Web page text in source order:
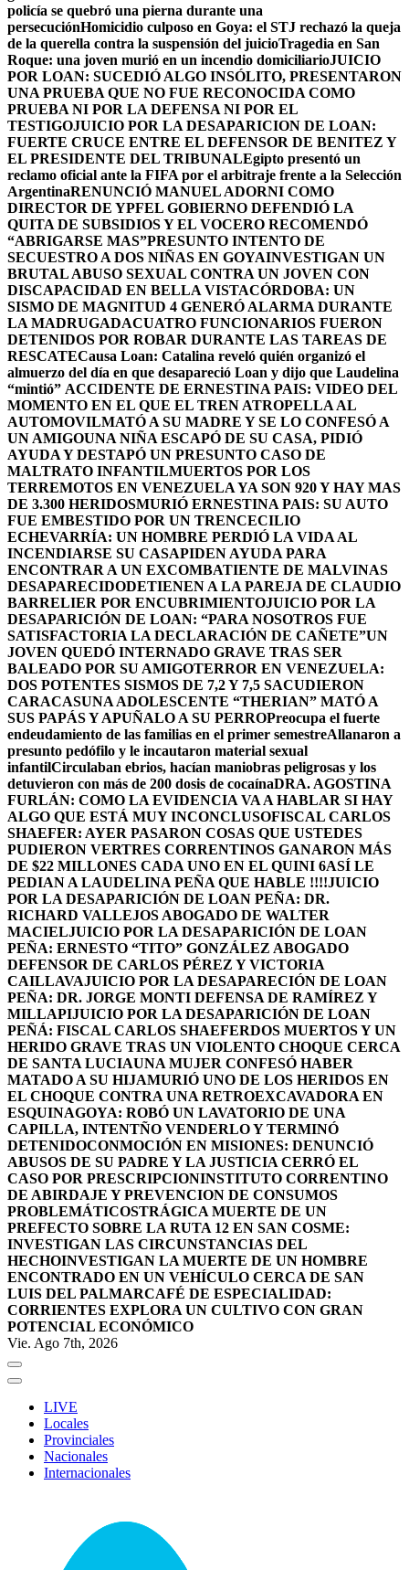
policía se quebró una pierna durante una
persecuciónHomicidio culposo en Goya: el STJ rechazó la queja
de la querella contra la suspensión del juicioTragedia en San
Roque: una joven murió en un incendio domiciliarioJUICIO
POR LOAN: SUCEDIÓ ALGO INSÓLITO, PRESENTARON
UNA PRUEBA QUE NO FUE RECONOCIDA COMO
PRUEBA NI POR LA DEFENSA NI POR EL
TESTIGOJUICIO POR LA DESAPARICION DE LOAN:
FUERTE CRUCE ENTRE EL DEFENSOR DE BENITEZ Y
EL PRESIDENTE DEL TRIBUNALEgipto presentó un
reclamo oficial ante la FIFA por el arbitraje frente a la Selección
ArgentinaRENUNCIÓ MANUEL ADORNI COMO
DIRECTOR DE YPFEL GOBIERNO DEFENDIÓ LA
QUITA DE SUBSIDIOS Y EL VOCERO RECOMENDÓ
“ABRIGARSE MAS”PRESUNTO INTENTO DE
SECUESTRO A DOS NIÑAS EN GOYAINVESTIGAN UN
BRUTAL ABUSO SEXUAL CONTRA UN JOVEN CON
DISCAPACIDAD EN BELLA VISTACÓRDOBA: UN
SISMO DE MAGNITUD 4 GENERÓ ALARMA DURANTE
LA MADRUGADACUATRO FUNCIONARIOS FUERON
DETENIDOS POR ROBAR DURANTE LAS TAREAS DE
RESCATECausa Loan: Catalina reveló quién organizó el
almuerzo del día en que desapareció Loan y dijo que Laudelina
“mintió” ACCIDENTE DE ERNESTINA PAIS: VIDEO DEL
MOMENTO EN EL QUE EL TREN ATROPELLA AL
AUTOMOVILMATÓ A SU MADRE Y SE LO CONFESÓ A
UN AMIGOUNA NIÑA ESCAPÓ DE SU CASA, PIDIÓ
AYUDA Y DESTAPÓ UN PRESUNTO CASO DE
MALTRATO INFANTILMUERTOS POR LOS
TERREMOTOS EN VENEZUELA YA SON 920 Y HAY MAS
DE 3.300 HERIDOSMURIÓ ERNESTINA PAIS: SU AUTO
FUE EMBESTIDO POR UN TRENCECILIO
ECHEVARRÍA: UN HOMBRE PERDIÓ LA VIDA AL
INCENDIARSE SU CASAPIDEN AYUDA PARA
ENCONTRAR A UN EXCOMBATIENTE DE MALVINAS
DESAPARECIDODETIENEN A LA PAREJA DE CLAUDIO
BARRELIER POR ENCUBRIMIENTOJUICIO POR LA
DESAPARICIÓN DE LOAN: “PARA NOSOTROS FUE
SATISFACTORIA LA DECLARACIÓN DE CAÑETE”UN
JOVEN QUEDÓ INTERNADO GRAVE TRAS SER
BALEADO POR SU AMIGOTERROR EN VENEZUELA:
DOS POTENTES SISMOS DE 7,2 Y 7,5 SACUDIERON
CARACASUNA ADOLESCENTE “THERIAN” MATÓ A
SUS PAPÁS Y APUÑALO A SU PERROPreocupa el fuerte
endeudamiento de las familias en el primer semestreAllanaron a
presunto pedófilo y le incautaron material sexual
infantilCirculaban ebrios, hacían maniobras peligrosas y los
detuvieron con más de 200 dosis de cocaínaDRA. AGOSTINA
FURLÁN: COMO LA EVIDENCIA VA A HABLAR SI HAY
ALGO QUE ESTÁ MUY INCONCLUSOFISCAL CARLOS
SHAEFER: AYER PASARON COSAS QUE USTEDES
PUDIERON VERTRES CORRENTINOS GANARON MÁS
DE $22 MILLONES CADA UNO EN EL QUINI 6ASÍ LE
PEDIAN A LAUDELINA PEÑA QUE HABLE !!!!JUICIO
POR LA DESAPARICIÓN DE LOAN PEÑA: DR.
RICHARD VALLEJOS ABOGADO DE WALTER
MACIELJUICIO POR LA DESAPARICIÓN DE LOAN
PEÑA: ERNESTO “TITO” GONZÁLEZ ABOGADO
DEFENSOR DE CARLOS PÉREZ Y VICTORIA
CAILLAVAJUICIO POR LA DESAPARECIÓN DE LOAN
PEÑA: DR. JORGE MONTI DEFENSA DE RAMÍREZ Y
MILLAPIJUICIO POR LA DESAPARICIÓN DE LOAN
PEÑÁ: FISCAL CARLOS SHAEFERDOS MUERTOS Y UN
HERIDO GRAVE TRAS UN VIOLENTO CHOQUE CERCA
DE SANTA LUCIAUNA MUJER CONFESÓ HABER
MATADO A SU HIJAMURIÓ UNO DE LOS HERIDOS EN
EL CHOQUE CONTRA UNA RETROEXCAVADORA EN
ESQUINAGOYA: ROBÓ UN LAVATORIO DE UNA
CAPILLA, INTENTÑO VENDERLO Y TERMINÓ
DETENIDOCONMOCIÓN EN MISIONES: DENUNCIÓ
ABUSOS DE SU PADRE Y LA JUSTICIA CERRÓ EL
CASO POR PRESCRIPCIONINSTITUTO CORRENTINO
DE ABIRDAJE Y PREVENCION DE CONSUMOS
PROBLEMÁTICOSTRÁGICA MUERTE DE UN
PREFECTO SOBRE LA RUTA 12 EN SAN COSME:
INVESTIGAN LAS CIRCUNSTANCIAS DEL
HECHOINVESTIGAN LA MUERTE DE UN HOMBRE
ENCONTRADO EN UN VEHÍCULO CERCA DE SAN
LUIS DEL PALMARCAFÉ DE ESPECIALIDAD:
CORRIENTES EXPLORA UN CULTIVO CON GRAN
POTENCIAL ECONÓMICO
Vie. Ago 7th, 2026
LIVE
Locales
Provinciales
Nacionales
Internacionales